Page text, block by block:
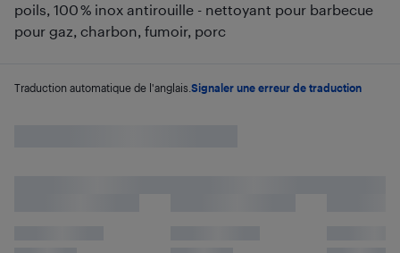
poils, 100 % inox antirouille - nettoyant pour barbecue
pour gaz, charbon, fumoir, porc
Traduction automatique de l'anglais. Signaler une erreur de traduction